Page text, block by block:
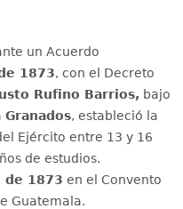
un Acuerdo
1873, con el Decreto
Rufino Barrios, bajo
Granados, estableció la
Ejército entre 13 y 16
de estudios.
de 1873 en el Convento
Guatemala.